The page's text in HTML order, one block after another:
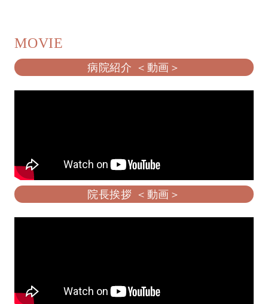
MOVIE
病院紹介 ＜動画＞
院長挨拶 ＜動画＞